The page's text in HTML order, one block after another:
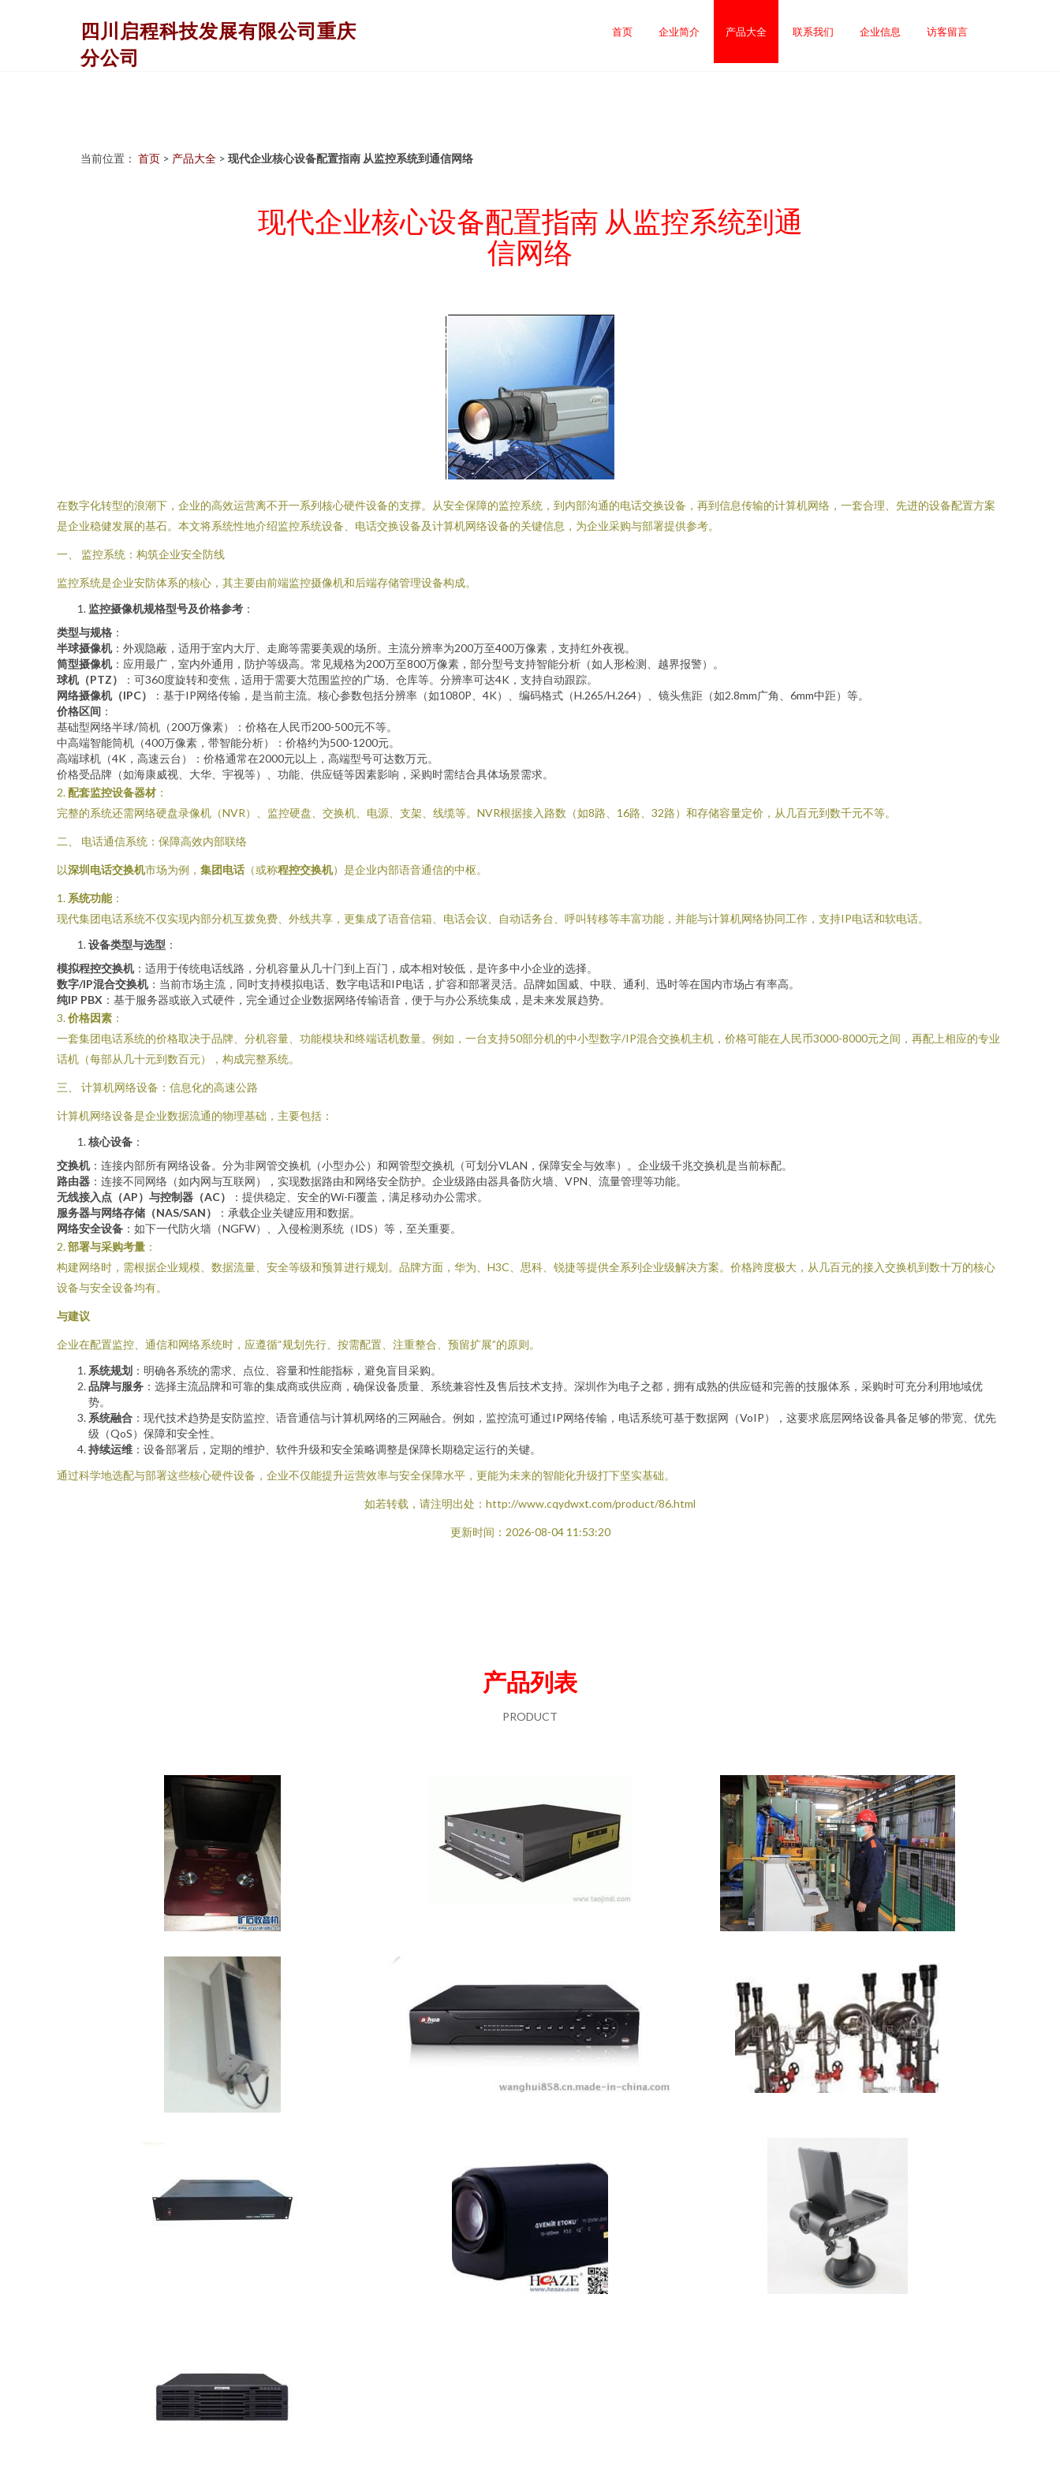
四川启程科技发展有限公司重庆
分公司
首页 企业简介 产品大全 联系我们 企业信息 访客留言
当前位置： 首页 > 产品大全 > 现代企业核心设备配置指南 从监控系统到通信网络
现代企业核心设备配置指南 从监控系统到通
信网络
在数字化转型的浪潮下，企业的高效运营离不开一系列核心硬件设备的支撑。从安全保障的监控系统，到内部沟通的电话交换设备，再到信息传输的计算机网络，一套合理、先进的设备配置方案
是企业稳健发展的基石。本文将系统性地介绍监控系统设备、电话交换设备及计算机网络设备的关键信息，为企业采购与部署提供参考。
一、 监控系统：构筑企业安全防线
监控系统是企业安防体系的核心，其主要由前端监控摄像机和后端存储管理设备构成。
监控摄像机规格型号及价格参考 ：
类型与规格 ：
半球摄像机：外观隐蔽，适用于室内大厅、走廊等需要美观的场所。主流分辨率为200万至400万像素，支持红外夜视。
筒型摄像机：应用最广，室内外通用，防护等级高。常见规格为200万至800万像素，部分型号支持智能分析（如人形检测、越界报警）。
球机（PTZ）
：可360度旋转和变焦，适用于需要大范围监控的广场、仓库等。分辨率可达4K，支持自动跟踪。
网络摄像机（IPC）
：基于IP网络传输，是当前主流。核心参数包括分辨率（如1080P、4K）、编码格式（H.265/H.264）、镜头焦距（如2.8mm广角、6mm中距）等。
价格区间 ：
基础型网络半球/筒机（200万像素）：价格在人民币200-500元不等。
中高端智能筒机（400万像素，带智能分析）：价格约为500-1200元。
高端球机（4K，高速云台）：价格通常在2000元以上，高端型号可达数万元。
价格受品牌（如海康威视、大华、宇视等）、功能、供应链等因素影响，采购时需结合具体场景需求。
2.配套监控设备器材 ：
完整的系统还需网络硬盘录像机（NVR）、监控硬盘、交换机、电源、支架、线缆等。NVR根据接入路数（如8路、16路、32路）和存储容量定价，从几百元到数千元不等。
二、 电话通信系统：保障高效内部联络
以深圳电话交换机市场为例， 集团电话 （或称程控交换机）是企业内部语音通信的中枢。
1. 系统功能：
现代集团电话系统不仅实现内部分机互拨免费、外线共享，更集成了语音信箱、电话会议、自动话务台、呼叫转移等丰富功能，并能与计算机网络协同工作，支持IP电话和软电话。
设备类型与选型 ：
模拟程控交换机：适用于传统电话线路，分机容量从几十门到上百门，成本相对较低，是许多中小企业的选择。
数字/IP混合交换机：当前市场主流，同时支持模拟电话、数字电话和IP电话，扩容和部署灵活。品牌如国威、中联、通利、迅时等在国内市场占有率高。
纯IP PBX ：基于服务器或嵌入式硬件，完全通过企业数据网络传输语音，便于与办公系统集成，是未来发展趋势。
3.价格因素 ：
一套集团电话系统的价格取决于品牌、分机容量、功能模块和终端话机数量。例如，一台支持50部分机的中小型数字/IP混合交换机主机，价格可能在人民币3000-8000元之间，再配上相应的专业
话机（每部从几十元到数百元），构成完整系统。
三、 计算机网络设备：信息化的高速公路
计算机网络设备是企业数据流通的物理基础，主要包括：
核心设备 ：
交换机：连接内部所有网络设备。分为非网管交换机（小型办公）和网管型交换机（可划分VLAN，保障安全与效率）。企业级千兆交换机是当前标配。
路由器 ：连接不同网络（如内网与互联网），实现数据路由和网络安全防护。企业级路由器具备防火墙、VPN、流量管理等功能。
无线接入点（AP）与控制器（AC）
：提供稳定、安全的Wi-Fi覆盖，满足移动办公需求。
服务器与网络存储（NAS/SAN）
：承载企业关键应用和数据。
网络安全设备 ：如下一代防火墙（NGFW）、入侵检测系统（IDS）等，至关重要。
2.部署与采购考量 ：
构建网络时，需根据企业规模、数据流量、安全等级和预算进行规划。品牌方面，华为、H3C、思科、锐捷等提供全系列企业级解决方案。价格跨度极大，从几百元的接入交换机到数十万的核心
设备与安全设备均有。
与建议
企业在配置监控、通信和网络系统时，应遵循“规划先行、按需配置、注重整合、预留扩展”的原则。
系统规划 ：明确各系统的需求、点位、容量和性能指标，避免盲目采购。
品牌与服务 ：选择主流品牌和可靠的集成商或供应商，确保设备质量、系统兼容性及售后技术支持。深圳作为电子之都，拥有成熟的供应链和完善的技服体系，采购时可充分利用地域优
势。
系统融合 ：现代技术趋势是安防监控、语音通信与计算机网络的三网融合。例如，监控流可通过IP网络传输，电话系统可基于数据网（VoIP），这要求底层网络设备具备足够的带宽、优先
级（QoS）保障和安全性。
持续运维 ：设备部署后，定期的维护、软件升级和安全策略调整是保障长期稳定运行的关键。
通过科学地选配与部署这些核心硬件设备，企业不仅能提升运营效率与安全保障水平，更能为未来的智能化升级打下坚实基础。
如若转载，请注明出处：http://www.cqydwxt.com/product/86.html
更新时间：2026-08-04 11:53:20
产品列表
PRODUCT